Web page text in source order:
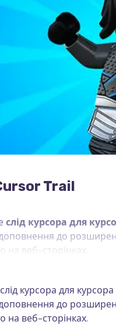
Trail
слід курсора для
до
на веб-сторінках.
персонажів
курсора для
до
на веб-сторінках.